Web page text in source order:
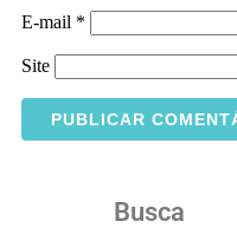
E-mail *
Site
Busca